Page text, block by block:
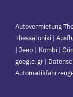
Autovermietung
Thessaloniki |
| Jeep | Kombi |
google.gr |